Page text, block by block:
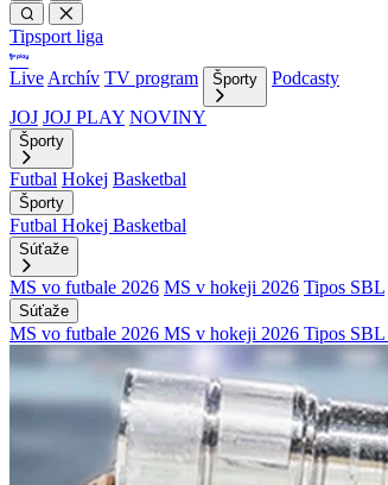
Tipsport liga
Live Archív TV program Športy
Podcasty
JOJ JOJ PLAY NOVINY
Športy
Futbal Hokej Basketbal
Športy
Futbal Hokej Basketbal
Súťaže
MS vo futbale 2026 MS v hokeji 2026 Tipos SBL
Súťaže
MS vo futbale 2026 MS v hokeji 2026 Tipos SBL